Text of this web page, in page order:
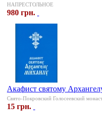
НАПРЕСТОЛЬНОЕ
980 грн.
Акафист святому
Свято-Покровский Голосеевский
15 грн.